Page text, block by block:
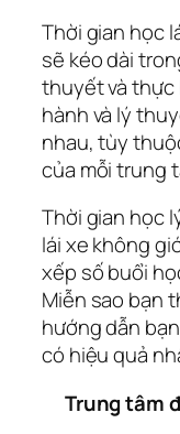
Thời gian học
sẽ kéo dài
thuyết và thực
hành và lý
nhau, tùy
của mỗi trung
Thời gian học
lái xe không
xếp số buổi
Miễn sao bạn
hướng dẫn
có hiệu quả
Trung tâm